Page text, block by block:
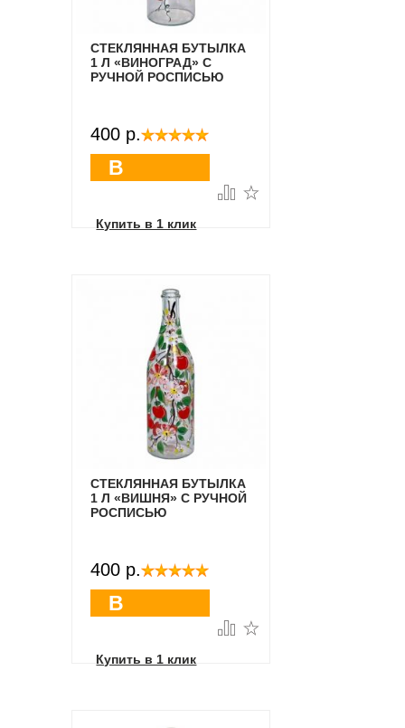
СТЕКЛЯННАЯ БУТЫЛКА
1 Л «ВИНОГРАД» С
РУЧНОЙ РОСПИСЬЮ
400 p.
В
Купить в 1 клик
СТЕКЛЯННАЯ БУТЫЛКА
1 Л «ВИШНЯ» С РУЧНОЙ
РОСПИСЬЮ
400 p.
В
Купить в 1 клик